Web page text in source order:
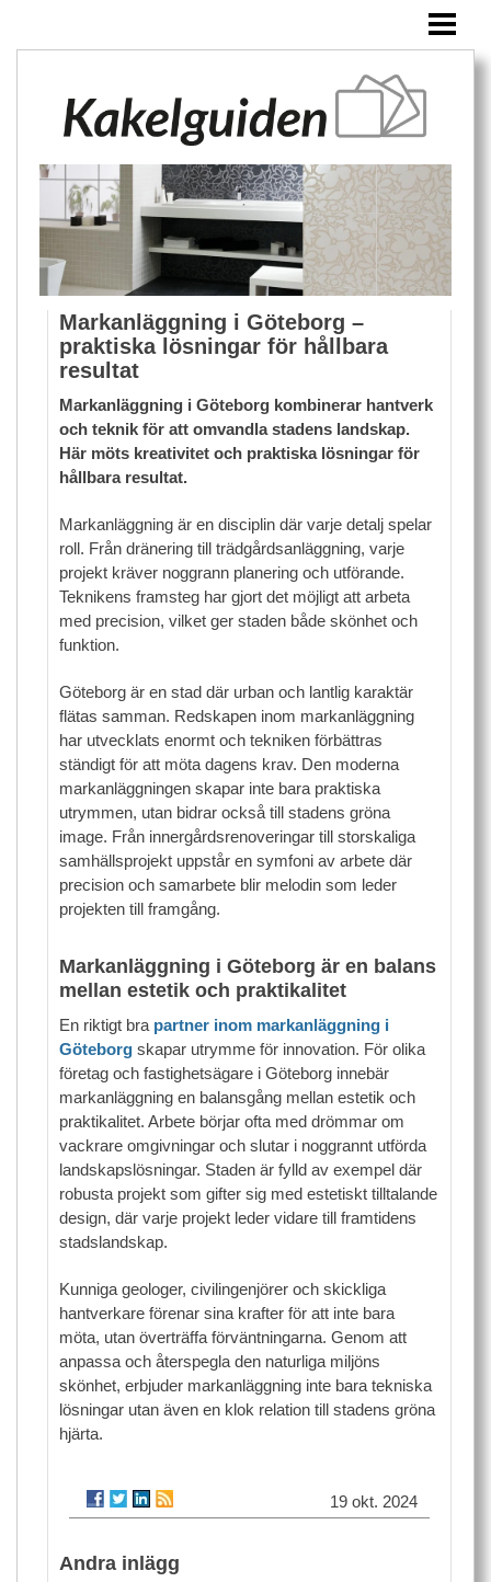
ÖVRIGA PRODUKTER
BLOGG
Markanläggning i Göteborg –
praktiska lösningar för hållbara
resultat
Markanläggning i Göteborg kombinerar hantverk
och teknik för att omvandla stadens landskap.
Här möts kreativitet och praktiska lösningar för
hållbara resultat.
Markanläggning är en disciplin där varje detalj spelar
roll. Från dränering till trädgårdsanläggning, varje
projekt kräver noggrann planering och utförande.
Teknikens framsteg har gjort det möjligt att arbeta
med precision, vilket ger staden både skönhet och
funktion.
Göteborg är en stad där urban och lantlig karaktär
flätas samman. Redskapen inom markanläggning
har utvecklats enormt och tekniken förbättras
ständigt för att möta dagens krav. Den moderna
markanläggningen skapar inte bara praktiska
utrymmen, utan bidrar också till stadens gröna
image. Från innergårdsrenoveringar till storskaliga
samhällsprojekt uppstår en symfoni av arbete där
precision och samarbete blir melodin som leder
projekten till framgång.
Markanläggning i Göteborg är en balans
mellan estetik och praktikalitet
En riktigt bra partner inom markanläggning i
Göteborg skapar utrymme för innovation. För olika
företag och fastighetsägare i Göteborg innebär
markanläggning en balansgång mellan estetik och
praktikalitet. Arbete börjar ofta med drömmar om
vackrare omgivningar och slutar i noggrannt utförda
landskapslösningar. Staden är fylld av exempel där
robusta projekt som gifter sig med estetiskt tilltalande
design, där varje projekt leder vidare till framtidens
stadslandskap.
Kunniga geologer, civilingenjörer och skickliga
hantverkare förenar sina krafter för att inte bara
möta, utan överträffa förväntningarna. Genom att
anpassa och återspegla den naturliga miljöns
skönhet, erbjuder markanläggning inte bara tekniska
lösningar utan även en klok relation till stadens gröna
hjärta.
19 okt. 2024
Andra inlägg